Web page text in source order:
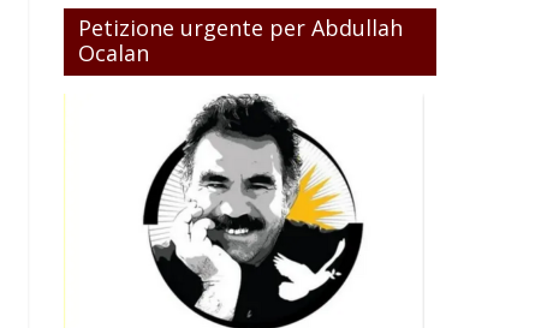
Petizione urgente per Abdullah
Ocalan